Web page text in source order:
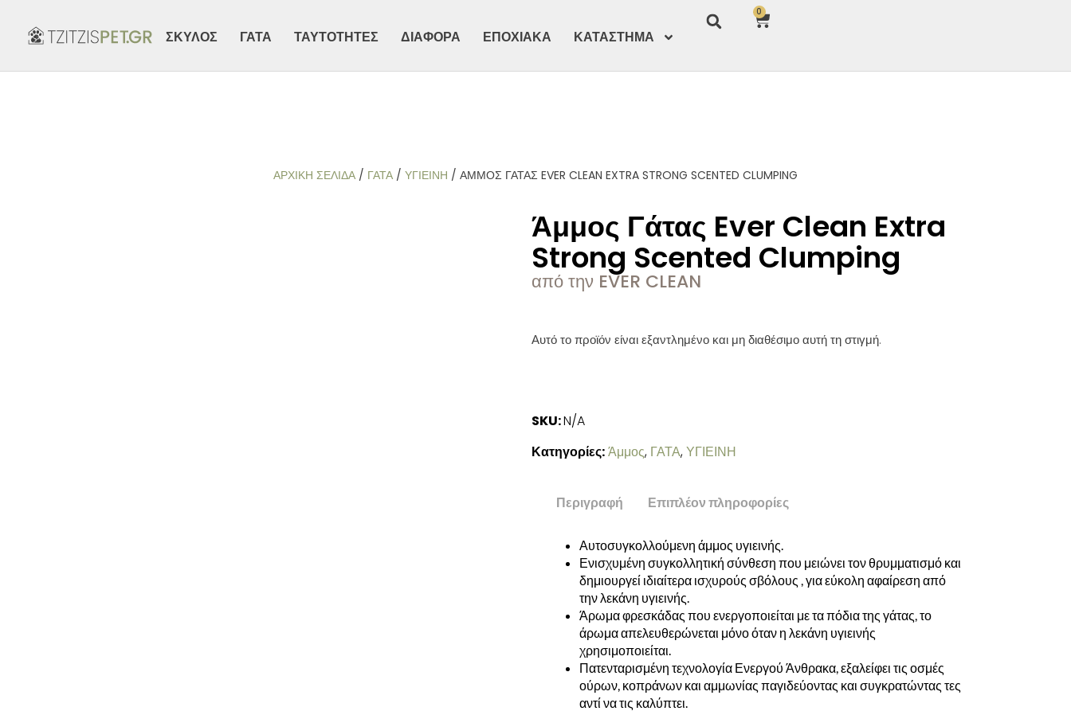
ΣΚΥΛΟΣ ΓΑΤΑ ΤΑΥΤΟΤΗΤΕΣ ΔΙΑΦΟΡΑ ΕΠΟΧΙΑΚΑ ΚΑΤΑΣΤΗΜΑ
0
ΑΡΧΙΚΉ ΣΕΛΊΔΑ / ΓΑΤΑ / ΥΓΙΕΙΝΗ / ΆΜΜΟΣ ΓΆΤΑΣ EVER CLEAN EXTRA STRONG SCENTED CLUMPING
Άμμος Γάτας Ever Clean Extra
Strong Scented Clumping
από την EVER CLEAN
Αυτό το προϊόν είναι εξαντλημένο και μη διαθέσιμο αυτή τη στιγμή.
SKU:N/A
Κατηγορίες:Άμμος, ΓΑΤΑ,ΥΓΙΕΙΝΗ
Περιγραφή Επιπλέον πληροφορίες
Αυτοσυγκολλούμενη άμμος υγιεινής.
Ενισχυμένη συγκολλητική σύνθεση που μειώνει τον θρυμματισμό και
δημιουργεί ιδιαίτερα ισχυρούς σβόλους , για εύκολη αφαίρεση από
την λεκάνη υγιεινής.
Άρωμα φρεσκάδας που ενεργοποιείται με τα πόδια της γάτας, το
άρωμα απελευθερώνεται μόνο όταν η λεκάνη υγιεινής
χρησιμοποιείται.
Πατενταρισμένη τεχνολογία Ενεργού Άνθρακα, εξαλείφει τις οσμές
ούρων, κοπράνων και αμμωνίας παγιδεύοντας και συγκρατώντας τες
αντί να τις καλύπτει.